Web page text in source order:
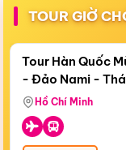
TOUR GIỜ
Còn19 ngày 15:49:41
Tour Hàn Quốc
- Đảo Nami -
Airways)
Hồ Chí Minh